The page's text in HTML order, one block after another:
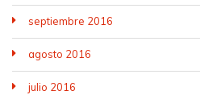
septiembre 2016
agosto 2016
julio 2016